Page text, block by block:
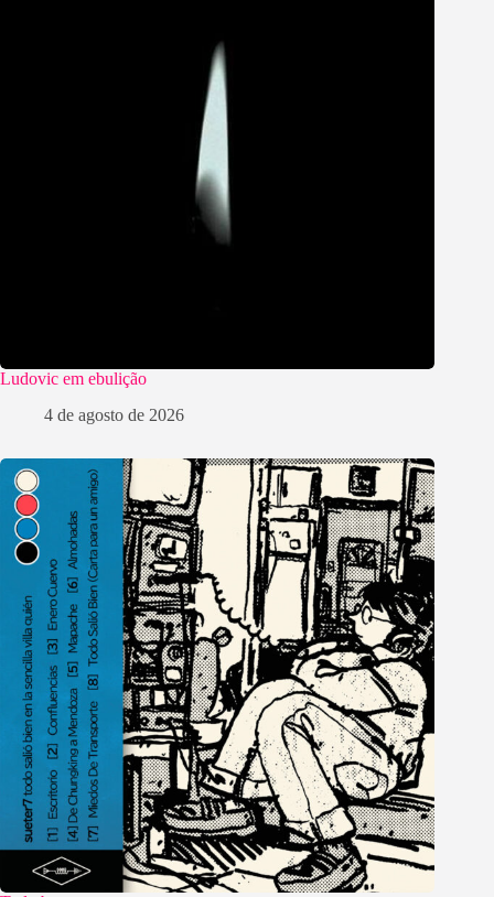
Ludovic em ebulição
4 de agosto de 2026